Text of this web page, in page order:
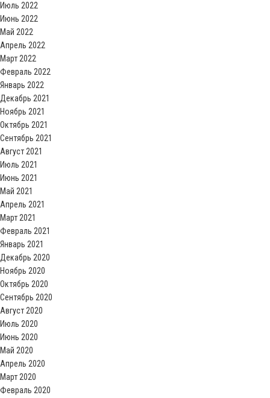
Июль 2022
Июнь 2022
Май 2022
Апрель 2022
Март 2022
Февраль 2022
Январь 2022
Декабрь 2021
Ноябрь 2021
Октябрь 2021
Сентябрь 2021
Август 2021
Июль 2021
Июнь 2021
Май 2021
Апрель 2021
Март 2021
Февраль 2021
Январь 2021
Декабрь 2020
Ноябрь 2020
Октябрь 2020
Сентябрь 2020
Август 2020
Июль 2020
Июнь 2020
Май 2020
Апрель 2020
Март 2020
Февраль 2020